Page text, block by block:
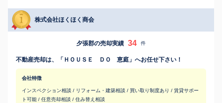
株式会社ほくほく商会
夕張郡の売却実績 34 件
不動産売却は、「ＨＯＵＳＥ ＤＯ 恵庭」へお任せ下さい！
会社特徴
インスペクション相談 / リフォーム・建築相談 / 買い取り制度あり / 賃貸サポー
ト可能 / 任意売却相談 / 住み替え相談